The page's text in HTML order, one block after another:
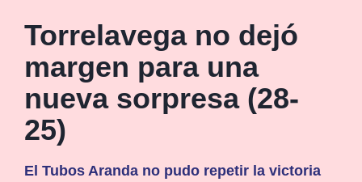
Torrelavega no dejó
margen para una
nueva sorpresa (28-
25)
El Tubos Aranda no pudo repetir la victoria